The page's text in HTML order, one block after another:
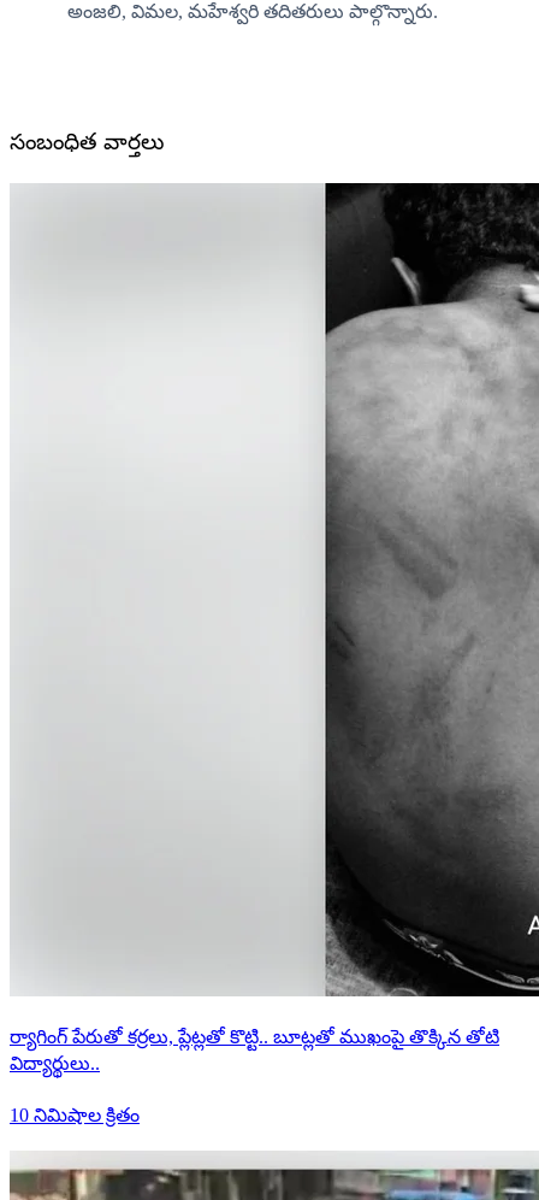
అంజలి, విమల, మహేశ్వరి తదితరులు పాల్గొన్నారు.
సంబంధిత వార్తలు
ర్యాగింగ్ పేరుతో కర్రలు, ప్లేట్లతో కొట్టి.. బూట్లతో ముఖంపై తొక్కిన తోటి
విద్యార్థులు..
10 నిమిషాల క్రితం